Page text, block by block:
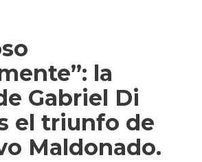
la
Gabriel Di
el triunfo de
Maldonado.